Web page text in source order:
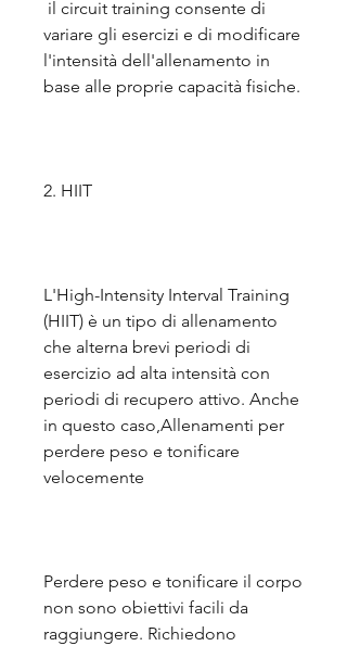
variare gli esercizi e di modificare
l'intensità dell'allenamento in
base alle proprie capacità fisiche.
2. HIIT
L'High-Intensity Interval Training
(HIIT) è un tipo di allenamento
che alterna brevi periodi di
esercizio ad alta intensità con
periodi di recupero attivo. Anche
in questo caso,Allenamenti per
perdere peso e tonificare
velocemente
Perdere peso e tonificare il corpo
non sono obiettivi facili da
raggiungere. Richiedono